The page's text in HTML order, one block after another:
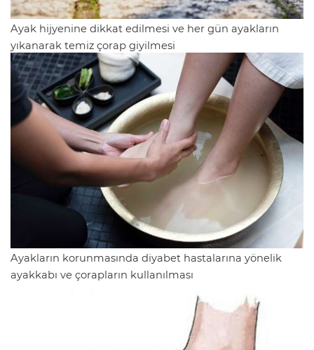
Ayak hijyenine dikkat edilmesi ve her gün ayakların
yıkanarak temiz çorap giyilmesi
Ayakların korunmasında diyabet hastalarına yönelik
ayakkabı ve çorapların kullanılması